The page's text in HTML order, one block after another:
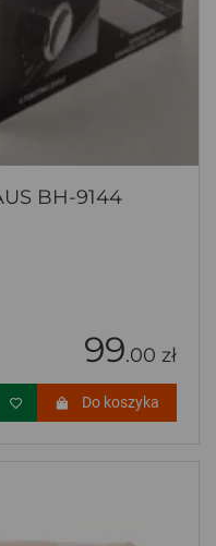
BH-9144
99.00 zł
Do koszyka